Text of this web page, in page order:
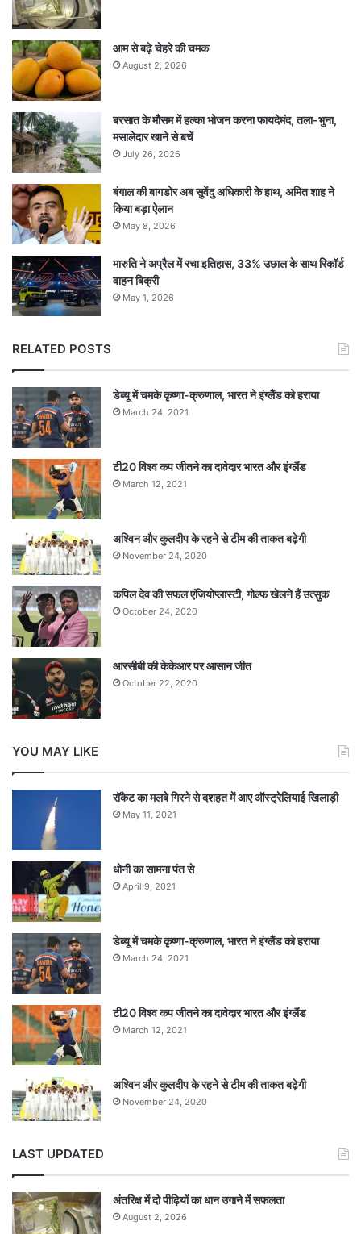
आम से बढ़े चेहरे की चमक
August 2, 2026
बरसात के मौसम में हल्का भोजन करना फायदेमंद, तला-भुना,
मसालेदार खाने से बचें
July 26, 2026
बंगाल की बागडोर अब सुवेंदु अधिकारी के हाथ, अमित शाह ने
किया बड़ा ऐलान
May 8, 2026
मारुति ने अप्रैल में रचा इतिहास, 33% उछाल के साथ रिकॉर्ड
वाहन बिक्री
May 1, 2026
RELATED POSTS
डेब्यू में चमके कृष्णा-क्रुणाल, भारत ने इंग्लैंड को हराया
March 24, 2021
टी20 विश्व कप जीतने का दावेदार भारत और इंग्लैंड
March 12, 2021
अश्विन और कुलदीप के रहने से टीम की ताकत बढ़ेगी
November 24, 2020
कपिल देव की सफल एंजियोप्लास्टी, गोल्फ खेलने हैं उत्सुक
October 24, 2020
आरसीबी की केकेआर पर आसान जीत
October 22, 2020
YOU MAY LIKE
रॉकेट का मलबे गिरने से दशहत में आए ऑस्ट्रेलियाई खिलाड़ी
May 11, 2021
धोनी का सामना पंत से
April 9, 2021
डेब्यू में चमके कृष्णा-क्रुणाल, भारत ने इंग्लैंड को हराया
March 24, 2021
टी20 विश्व कप जीतने का दावेदार भारत और इंग्लैंड
March 12, 2021
अश्विन और कुलदीप के रहने से टीम की ताकत बढ़ेगी
November 24, 2020
LAST UPDATED
अंतरिक्ष में दो पीढ़ियों का धान उगाने में सफलता
August 2, 2026